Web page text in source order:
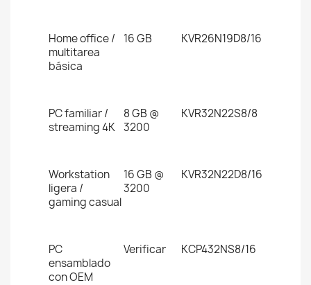
Home office /
multitarea
básica
16 GB KVR26N19D8/16
PC familiar /
streaming 4K
8 GB @
3200
KVR32N22S8/8
Workstation
ligera /
gaming casual
16 GB @
3200
KVR32N22D8/16
PC
ensamblado
con OEM
Verificar KCP432NS8/16